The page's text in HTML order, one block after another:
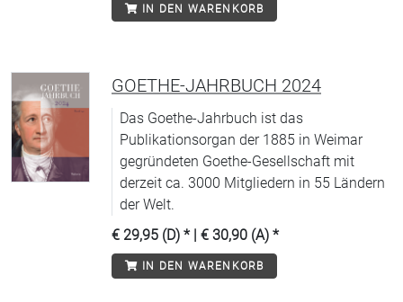
IN DEN WARENKORB
GOETHE-JAHRBUCH 2024
Das Goethe-Jahrbuch ist das
Publikationsorgan der 1885 in Weimar
gegründeten Goethe-Gesellschaft mit
derzeit ca. 3000 Mitgliedern in 55 Ländern
der Welt.
€ 29,95 (D) * | € 30,90 (A) *
IN DEN WARENKORB